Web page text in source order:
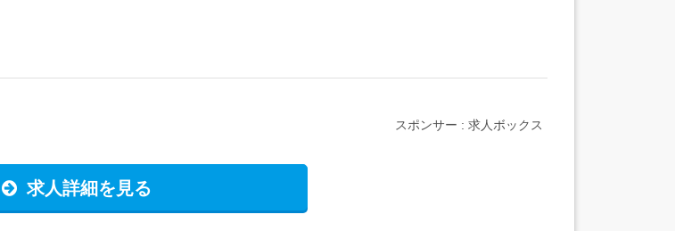
スポンサー : 求人ボックス
求人詳細を見る